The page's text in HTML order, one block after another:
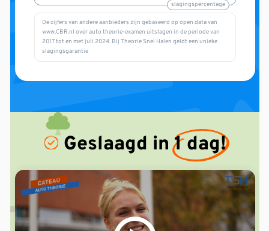
slagingspercentage
De cijfers van andere aanbieders zijn gebaseerd op open data van
www.CBR.nl over auto theorie-examen uitslagen in de periode van
2017 tot en met juli 2024. Bij Theorie Snel Halen geldt een unieke
slagingsgarantie
Geslaagd in1 dag!